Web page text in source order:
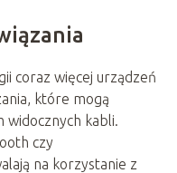
coraz więcej urządzeń
które mogą
widocznych kabli.
czy
na korzystanie z